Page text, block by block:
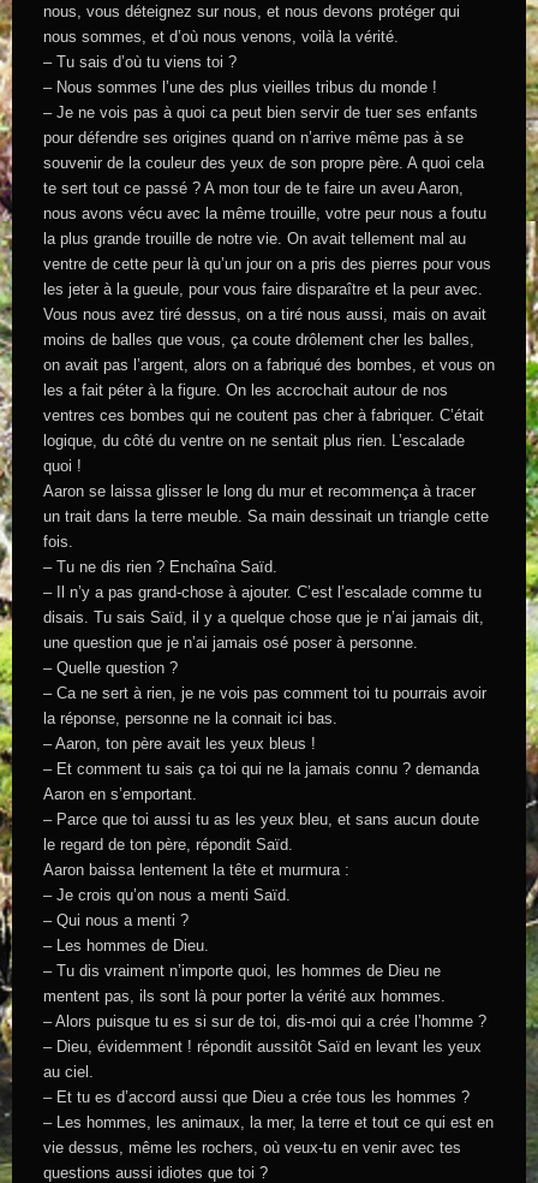
nous, vous déteignez sur nous, et nous devons protéger qui
nous sommes, et d’où nous venons, voilà la vérité.
– Tu sais d’où tu viens toi ?
– Nous sommes l’une des plus vieilles tribus du monde !
– Je ne vois pas à quoi ca peut bien servir de tuer ses enfants
pour défendre ses origines quand on n’arrive même pas à se
souvenir de la couleur des yeux de son propre père. A quoi cela
te sert tout ce passé ? A mon tour de te faire un aveu Aaron,
nous avons vécu avec la même trouille, votre peur nous a foutu
la plus grande trouille de notre vie. On avait tellement mal au
ventre de cette peur là qu’un jour on a pris des pierres pour vous
les jeter à la gueule, pour vous faire disparaître et la peur avec.
Vous nous avez tiré dessus, on a tiré nous aussi, mais on avait
moins de balles que vous, ça coute drôlement cher les balles,
on avait pas l’argent, alors on a fabriqué des bombes, et vous on
les a fait péter à la figure. On les accrochait autour de nos
ventres ces bombes qui ne coutent pas cher à fabriquer. C’était
logique, du côté du ventre on ne sentait plus rien. L’escalade
quoi !
Aaron se laissa glisser le long du mur et recommença à tracer
un trait dans la terre meuble. Sa main dessinait un triangle cette
fois.
– Tu ne dis rien ? Enchaîna Saïd.
– Il n’y a pas grand-chose à ajouter. C’est l’escalade comme tu
disais. Tu sais Saïd, il y a quelque chose que je n’ai jamais dit,
une question que je n’ai jamais osé poser à personne.
– Quelle question ?
– Ca ne sert à rien, je ne vois pas comment toi tu pourrais avoir
la réponse, personne ne la connait ici bas.
– Aaron, ton père avait les yeux bleus !
– Et comment tu sais ça toi qui ne la jamais connu ? demanda
Aaron en s’emportant.
– Parce que toi aussi tu as les yeux bleu, et sans aucun doute
le regard de ton père, répondit Saïd.
Aaron baissa lentement la tête et murmura :
– Je crois qu’on nous a menti Saïd.
– Qui nous a menti ?
– Les hommes de Dieu.
– Tu dis vraiment n’importe quoi, les hommes de Dieu ne
mentent pas, ils sont là pour porter la vérité aux hommes.
– Alors puisque tu es si sur de toi, dis-moi qui a crée l’homme ?
– Dieu, évidemment ! répondit aussitôt Saïd en levant les yeux
au ciel.
– Et tu es d’accord aussi que Dieu a crée tous les hommes ?
– Les hommes, les animaux, la mer, la terre et tout ce qui est en
vie dessus, même les rochers, où veux-tu en venir avec tes
questions aussi idiotes que toi ?